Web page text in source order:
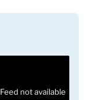
Feed not available